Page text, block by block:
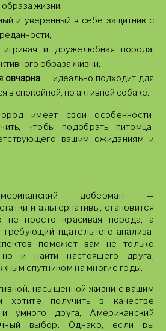
образа жизни;
и уверенный в себе защитник с
и дружелюбная порода,
образа жизни;
овчарка — идеально подходит для
в спокойной, но активной собаке.
имеет свои особенности,
чтобы подобрать питомца,
вашим ожиданиям и
доберман —
и альтернативы, становится
не просто красивая порода, а
тщательного анализа.
поможет вам не только
и найти настоящего друга,
спутником на многие годы.
насыщенной жизни с вашим
получить в качестве
умного друга, Американский
выбор. Однако, если вы